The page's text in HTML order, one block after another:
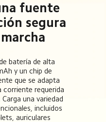
fuente
segura
batería de alta
y un chip de
que se adapta
requerida
una variedad
incluidos
auriculares